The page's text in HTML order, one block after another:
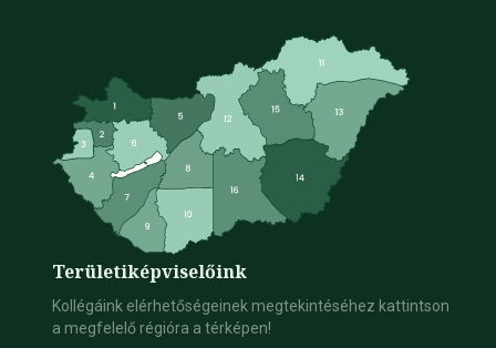
Területiképviselőink
Kollégáink elérhetőségeinek megtekintéséhez kattintson
a megfelelő régióra a térképen!